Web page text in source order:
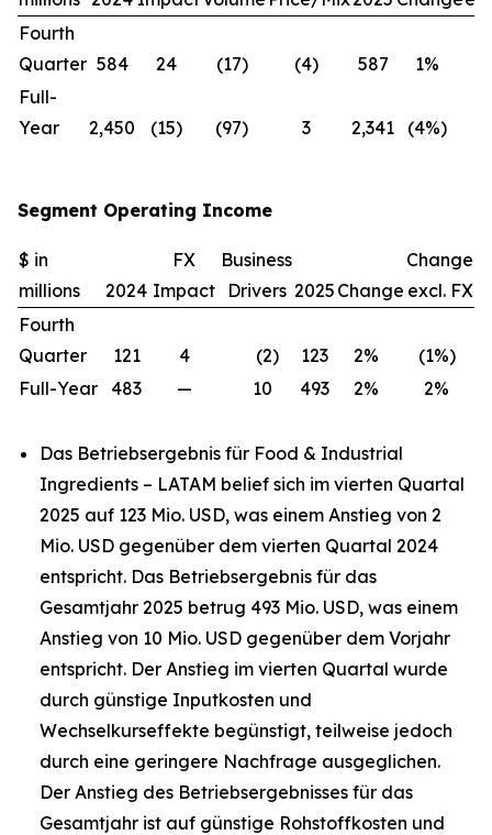
Fourth
Quarter 584 24 (17) (4) 587 1%
Full-
Year
2,450 (15) (97) 3 2,341 (4%)
Segment Operating Income
$ in
millions
2024
FX
Impact
Business
Drivers 2025 Change
Change
excl. FX
Fourth
Quarter
121 4 (2) 123 2% (1%)
Full-Year
483 — 10 493 2% 2%
Das Betriebsergebnis für Food & Industrial
Ingredients – LATAM belief sich im vierten Quartal
2025 auf 123 Mio. USD, was einem Anstieg von 2
Mio. USD gegenüber dem vierten Quartal 2024
entspricht. Das Betriebsergebnis für das
Gesamtjahr 2025 betrug 493 Mio. USD, was einem
Anstieg von 10 Mio. USD gegenüber dem Vorjahr
entspricht. Der Anstieg im vierten Quartal wurde
durch günstige Inputkosten und
Wechselkurseffekte begünstigt, teilweise jedoch
durch eine geringere Nachfrage ausgeglichen.
Der Anstieg des Betriebsergebnisses für das
Gesamtjahr ist auf günstige Rohstoffkosten und